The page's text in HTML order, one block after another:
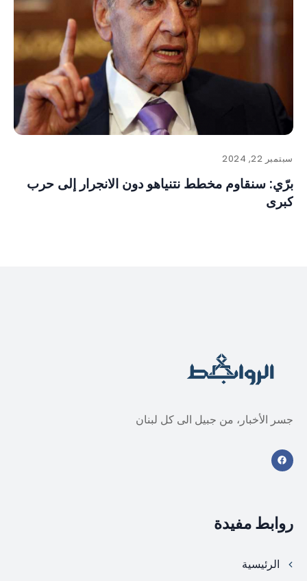
سبتمبر 22, 2024
برّي: سنقاوم مخطط نتنياهو دون الانجرار إلى حرب
كبرى
جسر الأخبار، من جبيل الى كل لبنان
روابط مفيدة
الرئيسية